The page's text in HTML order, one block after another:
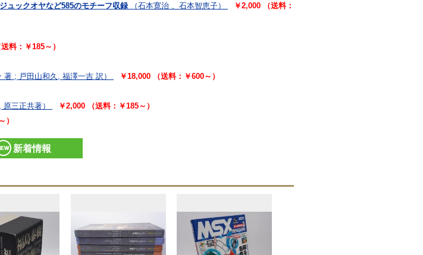
ュックオヤなど585のモチーフ収録
（石本寛治 、石本智恵子）
￥2,000 （送料：
料：￥185～）
著 ; 戸田山和久, 福澤一吉 訳）
￥18,000 （送料：￥600～）
三正共著）
￥2,000 （送料：￥185～）
）
新着情報